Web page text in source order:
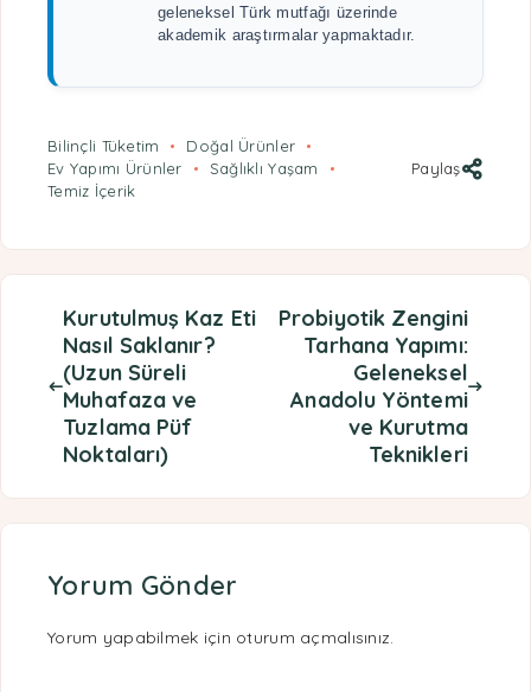
geleneksel Türk mutfağı üzerinde
akademik araştırmalar yapmaktadır.
Bilinçli Tüketim
Doğal Ürünler
Ev Yapımı Ürünler
Sağlıklı Yaşam
Temiz İçerik
Paylaş
Kurutulmuş Kaz Eti
Nasıl Saklanır?
(Uzun Süreli
Muhafaza ve
Tuzlama Püf
Noktaları)
Probiyotik Zengini
Tarhana Yapımı:
Geleneksel
Anadolu Yöntemi
ve Kurutma
Teknikleri
Yorum Gönder
Yorum yapabilmek için oturum açmalısınız.